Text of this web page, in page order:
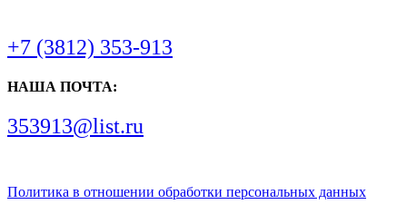
+7 (3812) 353-913
НАША ПОЧТА:
353913@list.ru
Политика в отношении обработки персональных данных